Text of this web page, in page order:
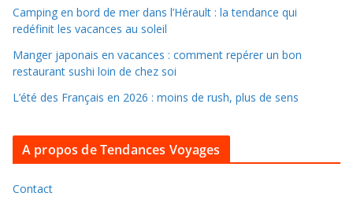
n
s
l
e
h
i
Camping en bord de mer dans l’Hérault : la tendance qui
redéfinit les vacances au soleil
Manger japonais en vacances : comment repérer un bon
restaurant sushi loin de chez soi
L’été des Français en 2026 : moins de rush, plus de sens
A propos de Tendances Voyages
Contact